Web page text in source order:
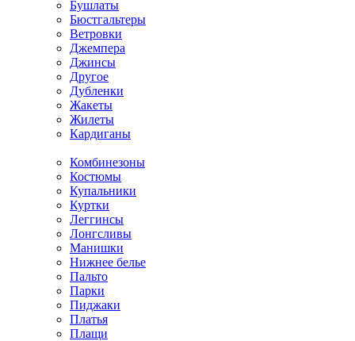
Бушлаты
Бюстгальтеры
Ветровки
Джемпера
Джинсы
Другое
Дубленки
Жакеты
Жилеты
Кардиганы
Комбинезоны
Костюмы
Купальники
Куртки
Леггинсы
Лонгсливы
Манишки
Нижнее белье
Пальто
Парки
Пиджаки
Платья
Плащи